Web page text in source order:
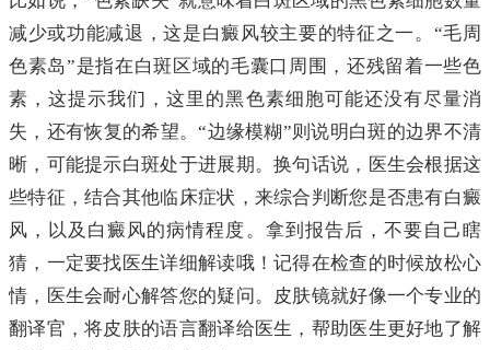
减少或功能减退，这是白癜风较主要的特征之一。“毛周
色素岛”是指在白斑区域的毛囊口周围，还残留着一些色
素，这提示我们，这里的黑色素细胞可能还没有尽量消
失，还有恢复的希望。“边缘模糊”则说明白斑的边界不清
晰，可能提示白斑处于进展期。换句话说，医生会根据这
些特征，结合其他临床症状，来综合判断您是否患有白癜
风，以及白癜风的病情程度。拿到报告后，不要自己瞎
猜，一定要找医生详细解读哦！记得在检查的时候放松心
情，医生会耐心解答您的疑问。皮肤镜就好像一个专业的
翻译官，将皮肤的语言翻译给医生，帮助医生更好地了解